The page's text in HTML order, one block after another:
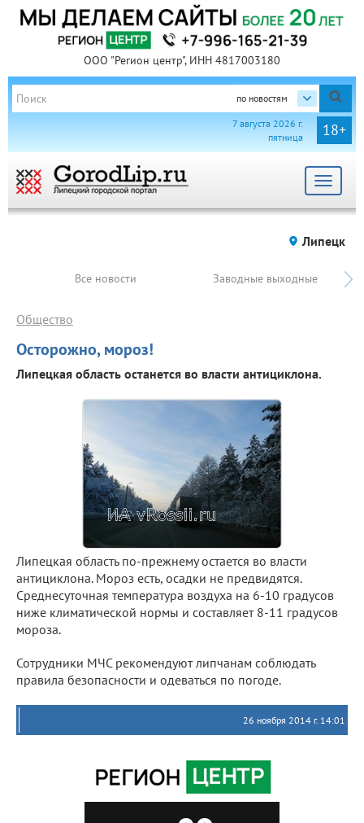
ООО "Регион центр", ИНН 4817003180
по новостям
18+
7 августа 2026 г.
пятница
Toggle
Липецк
Все новости Заводные выходные
Осторожно, мороз!
Общество
Липецкая область останется во власти антициклона.
Липецкая область по-прежнему остается во власти
антициклона. Мороз есть, осадки не предвидятся.
Среднесуточная температура воздуха на 6-10 градусов
ниже климатической нормы и составляет 8-11 градусов
мороза.
Сотрудники МЧС рекомендуют липчанам соблюдать
правила безопасности и одеваться по погоде.
26 ноября 2014 г. 14:01